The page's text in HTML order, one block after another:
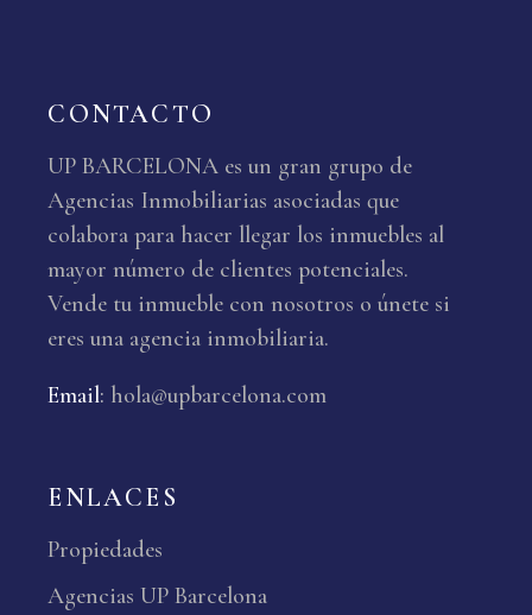
CONTACTO
UP BARCELONA es un gran grupo de
Agencias Inmobiliarias asociadas que
colabora para hacer llegar los inmuebles al
mayor número de clientes potenciales.
Vende tu inmueble con nosotros o únete si
eres una agencia inmobiliaria.
Email: hola@upbarcelona.com
ENLACES
Propiedades
Agencias UP Barcelona